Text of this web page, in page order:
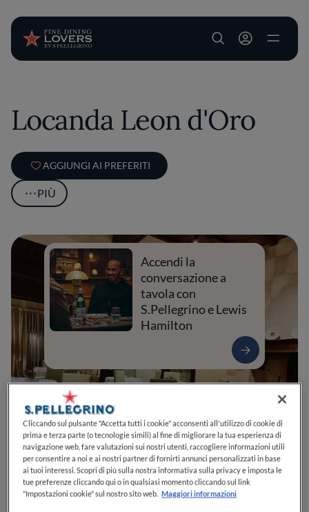
User account
Locanda Leon d'Oro
AGGIUNGI AI PREFERITI
PIÙ
0 0 0 0 0
Accendi la
conversazione a
tavola con
S.Pellegrino e Lewis
Hamilton
Cliccando sul pulsante "Accetta tutti i cookie" acconsenti all'utilizzo di cookie di
prima e terza parte (o tecnologie simili) al fine di migliorare la tua esperienza di
navigazione web, fare valutazioni sui nostri utenti, raccogliere informazioni utili
per consentire a noi e ai nostri partner di fornirti annunci personalizzati in base
ai tuoi interessi. Scopri di più sulla nostra informativa sulla privacy e imposta le
tue preferenze cliccando qui o in qualsiasi momento cliccando sul link
"Impostazioni cookie" sul nostro sito web. Maggiori informazioni